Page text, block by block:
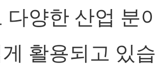
다양한 산업 분
활용되고 있